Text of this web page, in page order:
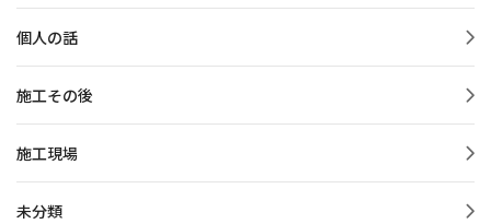
個人の話
施工その後
施工現場
未分類